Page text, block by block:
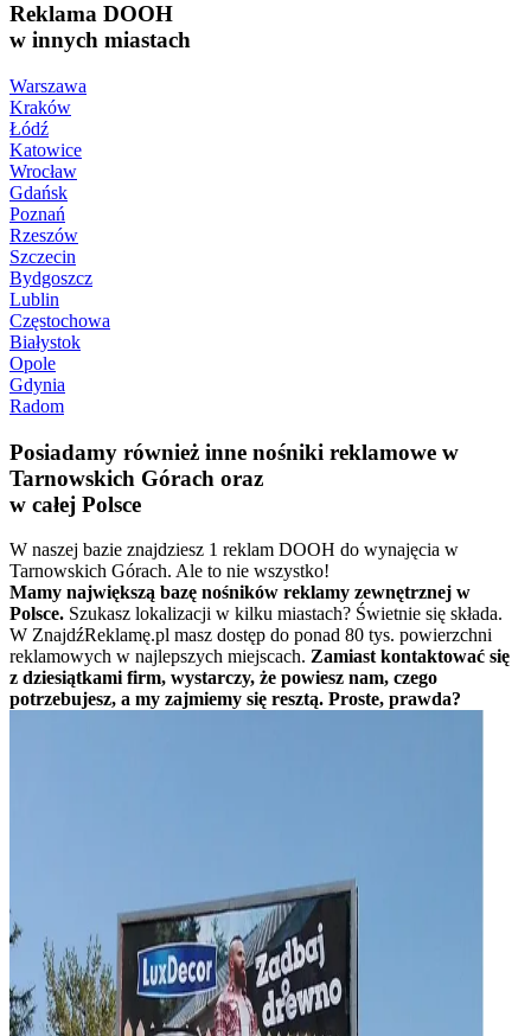
Reklama DOOH
w innych miastach
Warszawa
Kraków
Łódź
Katowice
Wrocław
Gdańsk
Poznań
Rzeszów
Szczecin
Bydgoszcz
Lublin
Częstochowa
Białystok
Opole
Gdynia
Radom
Posiadamy również inne nośniki reklamowe w
Tarnowskich Górach oraz
w całej Polsce
W naszej bazie znajdziesz 1 reklam DOOH do wynajęcia w
Tarnowskich Górach. Ale to nie wszystko!
Mamy największą bazę nośników reklamy zewnętrznej w
Polsce. Szukasz lokalizacji w kilku miastach? Świetnie się składa.
W ZnajdźReklamę.pl masz dostęp do ponad 80 tys. powierzchni
reklamowych w najlepszych miejscach. Zamiast kontaktować się
z dziesiątkami firm, wystarczy, że powiesz nam, czego
potrzebujesz, a my zajmiemy się resztą. Proste, prawda?